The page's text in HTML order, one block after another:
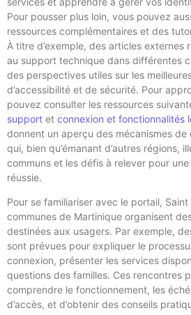
Pour pousser plus loin, vous pouvez
ressources complémentaires et des
À titre d’exemple, des articles externes
au support technique dans différentes
des perspectives utiles sur les
d’accessibilité et de sécurité. Pour
pouvez consulter les ressources
support et connexion et fonctionnalités
donnent un aperçu des mécanismes
qui, bien qu’émanant d’autres régions,
communs et les défis à relever pour
réussie.
Pour se familiariser avec le portail, Saint
communes de Martinique organisent
destinées aux usagers. Par exemple,
sont prévues pour expliquer le
connexion, présenter les services
questions des familles. Ces rencontres
comprendre le fonctionnement, les
d’accès, et d’obtenir des conseils